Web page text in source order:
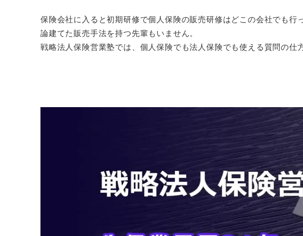
保険会社に入ると初期研修で個人保険の販売研修はどこの会社でも
論建てた販売手法を持つ先輩もいません。
戦略法人保険営業塾では、個人保険でも法人保険でも使える質問の